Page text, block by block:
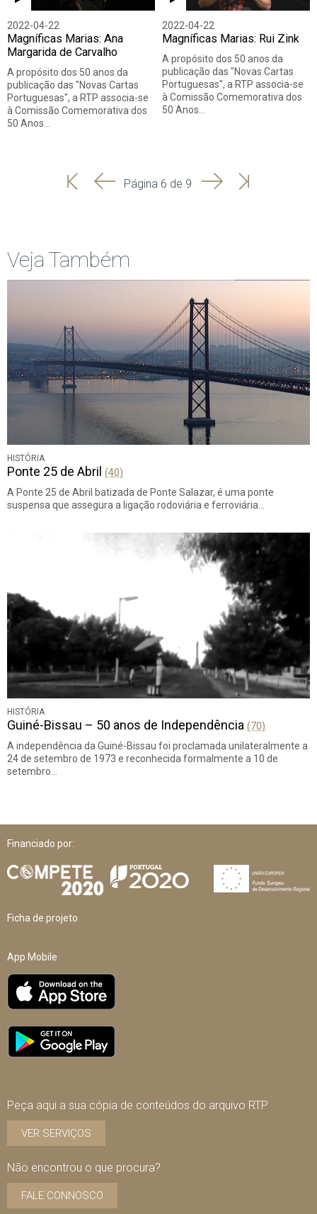
2022-04-22
Magníficas Marias: Ana
Margarida de Carvalho
A propósito dos 50 anos da
publicação das "Novas Cartas
Portuguesas", a RTP associa-se
à Comissão Comemorativa dos
50 Anos…
2022-04-22
Magníficas Marias: Rui Zink
A propósito dos 50 anos da
publicação das "Novas Cartas
Portuguesas", a RTP associa-se
à Comissão Comemorativa dos
50 Anos…
'
'
Página 6 de 9 SeguinteÚltima
Veja Também
HISTÓRIA
Ponte 25 de Abril (40)
A Ponte 25 de Abril batizada de Ponte Salazar, é uma ponte
suspensa que assegura a ligação rodoviária e ferroviária…
HISTÓRIA
Guiné-Bissau – 50 anos de Independência (70)
A independência da Guiné-Bissau foi proclamada unilateralmente a
24 de setembro de 1973 e reconhecida formalmente a 10 de
setembro…
Financiado por:
Ficha de projeto
App Mobile
Peça aqui a sua cópia de conteúdos do arquivo RTP
VER SERVIÇOS
Não encontrou o que procura?
FALE CONNOSCO